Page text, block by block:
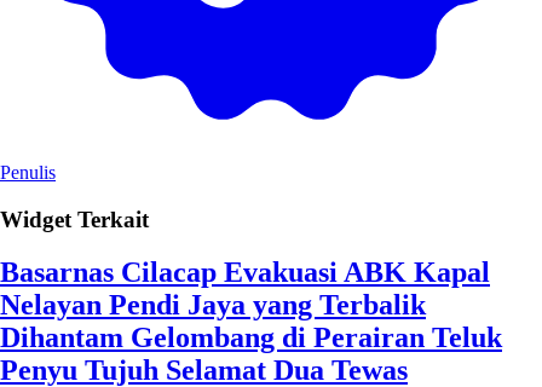
Penulis
Widget Terkait
Basarnas Cilacap Evakuasi ABK Kapal
Nelayan Pendi Jaya yang Terbalik
Dihantam Gelombang di Perairan Teluk
Penyu Tujuh Selamat Dua Tewas